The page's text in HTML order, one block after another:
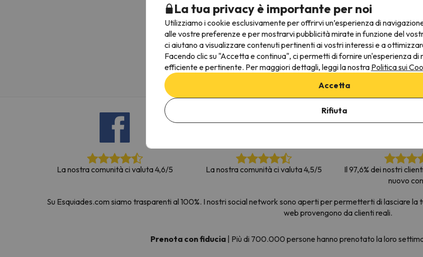
Sembra che il nostro ricercatore abbia perso la strada. Non appena troverà la bussola, tornerà.
Stiamo cercando le migliori offerte di sci!
La nostra comunità ci valuta 4,6/5 La nostra comunità ci valuta 4,5/5
Il 97,6% dei nostri
nuovo
Su Esquiades.com siamo trasparenti al 100%. I nostri social network sono aperti per permetterti di lasciare
web provengono da clienti reali.
Prenota con fiducia Più di 700.000 persone hanno prenotato la loro
La tua privacy è importante per noi
Utilizziamo i cookie esclusivamente per offrirvi un’esperienza di
alle vostre preferenze e per mostrarvi pubblicità mirate in funzione del
ci aiutano a visualizzare contenuti pertinenti ai vostri interessi e a
Facendo clic su "Accetta e continua", ci permetti di fornire un'esperienza di
efficiente e pertinente. Per maggiori dettagli, leggi la nostra Politica sui
Accetta
Rifiuta